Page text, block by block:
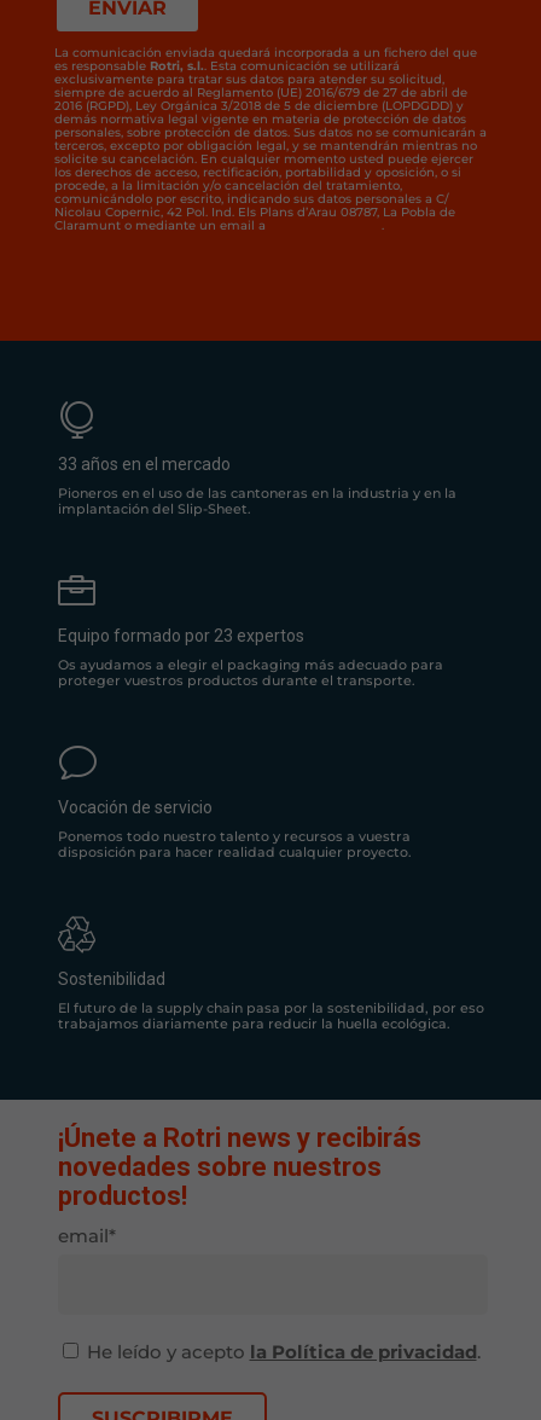
La comunicación enviada quedará incorporada a un fichero del que
es responsable Rotri, s.l.. Esta comunicación se utilizará
exclusivamente para tratar sus datos para atender su solicitud,
siempre de acuerdo al Reglamento (UE) 2016/679 de 27 de abril de
2016 (RGPD), Ley Orgánica 3/2018 de 5 de diciembre (LOPDGDD) y
demás normativa legal vigente en materia de protección de datos
personales, sobre protección de datos. Sus datos no se comunicarán a
terceros, excepto por obligación legal, y se mantendrán mientras no
solicite su cancelación. En cualquier momento usted puede ejercer
los derechos de acceso, rectificación, portabilidad y oposición, o si
procede, a la limitación y/o cancelación del tratamiento,
comunicándolo por escrito, indicando sus datos personales a C/
Nicolau Copernic, 42 Pol. Ind. Els Plans d’Arau 08787, La Pobla de
Claramunt o mediante un email a
.

33 años en el mercado
Pioneros en el uso de las cantoneras en la industria y en la
implantación del Slip-Sheet.

Equipo formado por 23 expertos
Os ayudamos a elegir el packaging más adecuado para
proteger vuestros productos durante el transporte.
v
Vocación de servicio
Ponemos todo nuestro talento y recursos a vuestra
disposición para hacer realidad cualquier proyecto.
Sostenibilidad
El futuro de la supply chain pasa por la sostenibilidad, por eso
trabajamos diariamente para reducir la huella ecológica.
¡Únete a Rotri news y recibirás
novedades sobre nuestros
productos!
email*
He leído y acepto la Política de privacidad.